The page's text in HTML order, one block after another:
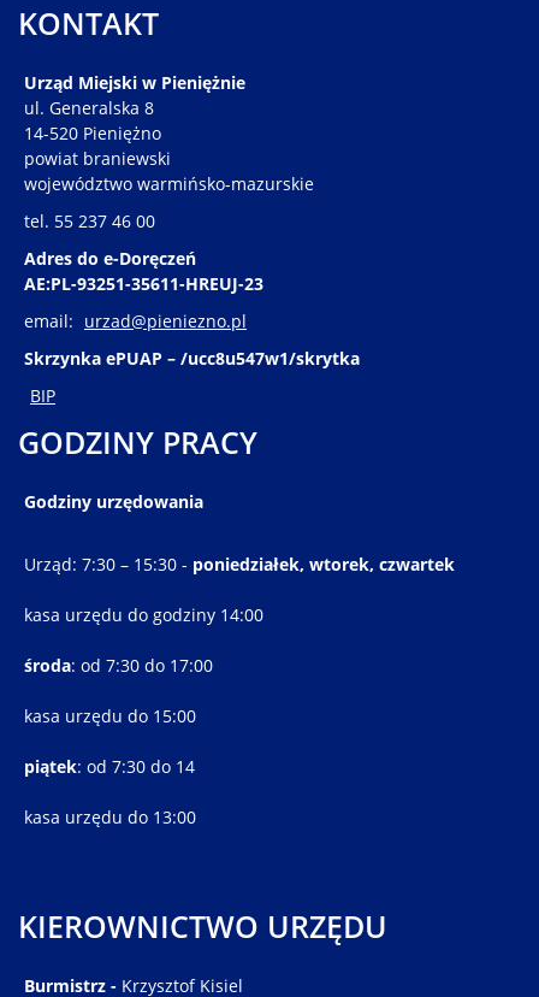
KONTAKT
Urząd Miejski w Pieniężnie
ul. Generalska 8
14-520 Pieniężno
powiat braniewski
województwo warmińsko-mazurskie
tel. 55 237 46 00
Adres do e-Doręczeń
AE:PL-93251-35611-HREUJ-23
email: urzad@pieniezno.pl
Skrzynka ePUAP – /ucc8u547w1/skrytka
BIP
GODZINY PRACY
Godziny urzędowania
Urząd: 7:30 – 15:30 - poniedziałek, wtorek, czwartek
kasa urzędu do godziny 14:00
środa: od 7:30 do 17:00
kasa urzędu do 15:00
piątek: od 7:30 do 14
kasa urzędu do 13:00
KIEROWNICTWO URZĘDU
Burmistrz - Krzysztof Kisiel